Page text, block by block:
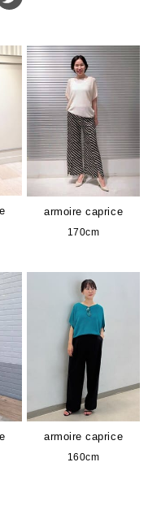
armoire caprice
170cm
armoire caprice
160cm